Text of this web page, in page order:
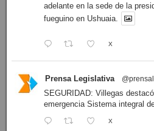
adelante en la sede de la
fueguino en Ushuaia.
X
Prensa Legislativa
SEGURIDAD: Villegas
emergencia Sistema integral
X